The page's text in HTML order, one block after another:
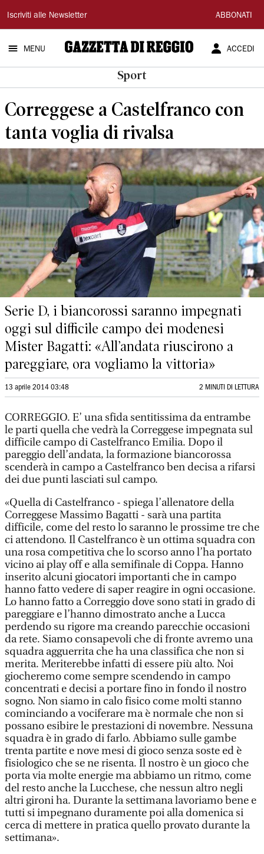
Gazzetta
di
Reggio
Iscriviti alle Newsletter ABBONATI
MENU ACCEDI
Sport
Correggese a Castelfranco con
tanta voglia di rivalsa
Serie D, i biancorossi saranno impegnati
oggi sul difficile campo dei modenesi
Mister Bagatti: «All’andata riuscirono a
pareggiare, ora vogliamo la vittoria»
13 aprile 2014 03:48 2 MINUTI DI LETTURA
CORREGGIO. E’ una sfida sentitissima da entrambe
le parti quella che vedrà la Correggese impegnata sul
difficile campo di Castelfranco Emilia. Dopo il
pareggio dell’andata, la formazione biancorossa
scenderà in campo a Castelfranco ben decisa a rifarsi
dei due punti lasciati sul campo.
«Quella di Castelfranco - spiega l’allenatore della
Correggese Massimo Bagatti - sarà una partita
difficile, come del resto lo saranno le prossime tre che
ci attendono. Il Castelfranco è un ottima squadra con
una rosa competitiva che lo scorso anno l’ha portato
vicino ai play off e alla semifinale di Coppa. Hanno
inserito alcuni giocatori importanti che in campo
hanno fatto vedere di saper reagire in ogni occasione.
Lo hanno fatto a Correggio dove sono stati in grado di
pareggiare e l’hanno dimostrato anche a Lucca
perdendo su rigore ma creando parecchie occasioni
da rete. Siamo consapevoli che di fronte avremo una
squadra agguerrita che ha una classifica che non si
merita. Meriterebbe infatti di essere più alto. Noi
giocheremo come sempre scendendo in campo
concentrati e decisi a portare fino in fondo il nostro
sogno. Non siamo in calo fisico come molti stanno
cominciando a vociferare ma è normale che non si
possano esibire le prestazioni di novembre. Nessuna
squadra è in grado di farlo. Abbiamo sulle gambe
trenta partite e nove mesi di gioco senza soste ed è
fisiologico che se ne risenta. Il nostro è un gioco che
porta via molte energie ma abbiamo un ritmo, come
del resto anche la Lucchese, che nessun altro negli
altri gironi ha. Durante la settimana lavoriamo bene e
tutti si impegnano duramente poi alla domenica si
cerca di mettere in pratica quello provato durante la
settimana».